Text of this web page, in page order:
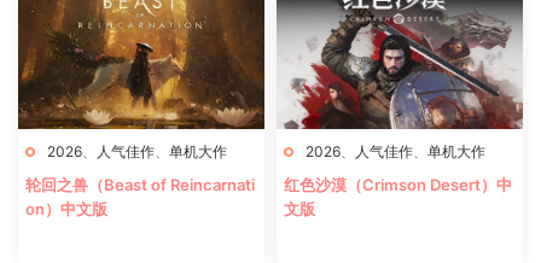
2026 人气佳作 单机大作
轮回之兽（Beast of Reincarnati
on）中文版
2026 人气佳作 单机大作
红色沙漠（Crimson Desert）中
文版